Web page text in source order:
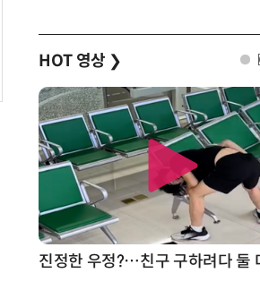
HOT 영상 ❯